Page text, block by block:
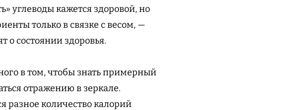
углеводы кажется здоровой, но
только в связке с весом, —
о состоянии здоровья.
в том, чтобы знать примерный
отражению в зеркале.
разное количество калорий